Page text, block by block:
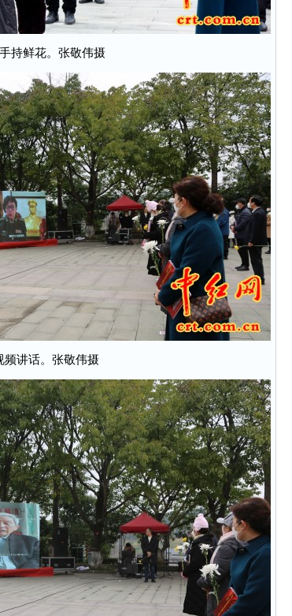
持鲜花。张敬伟摄
频讲话。张敬伟摄